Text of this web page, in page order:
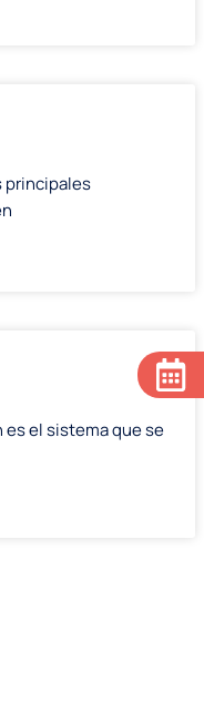
principales
es el sistema que se